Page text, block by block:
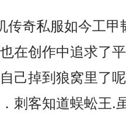
传奇私服如今工甲
在创作中追求了
己掉到狼窝里了
刺客知道蜈蚣王.